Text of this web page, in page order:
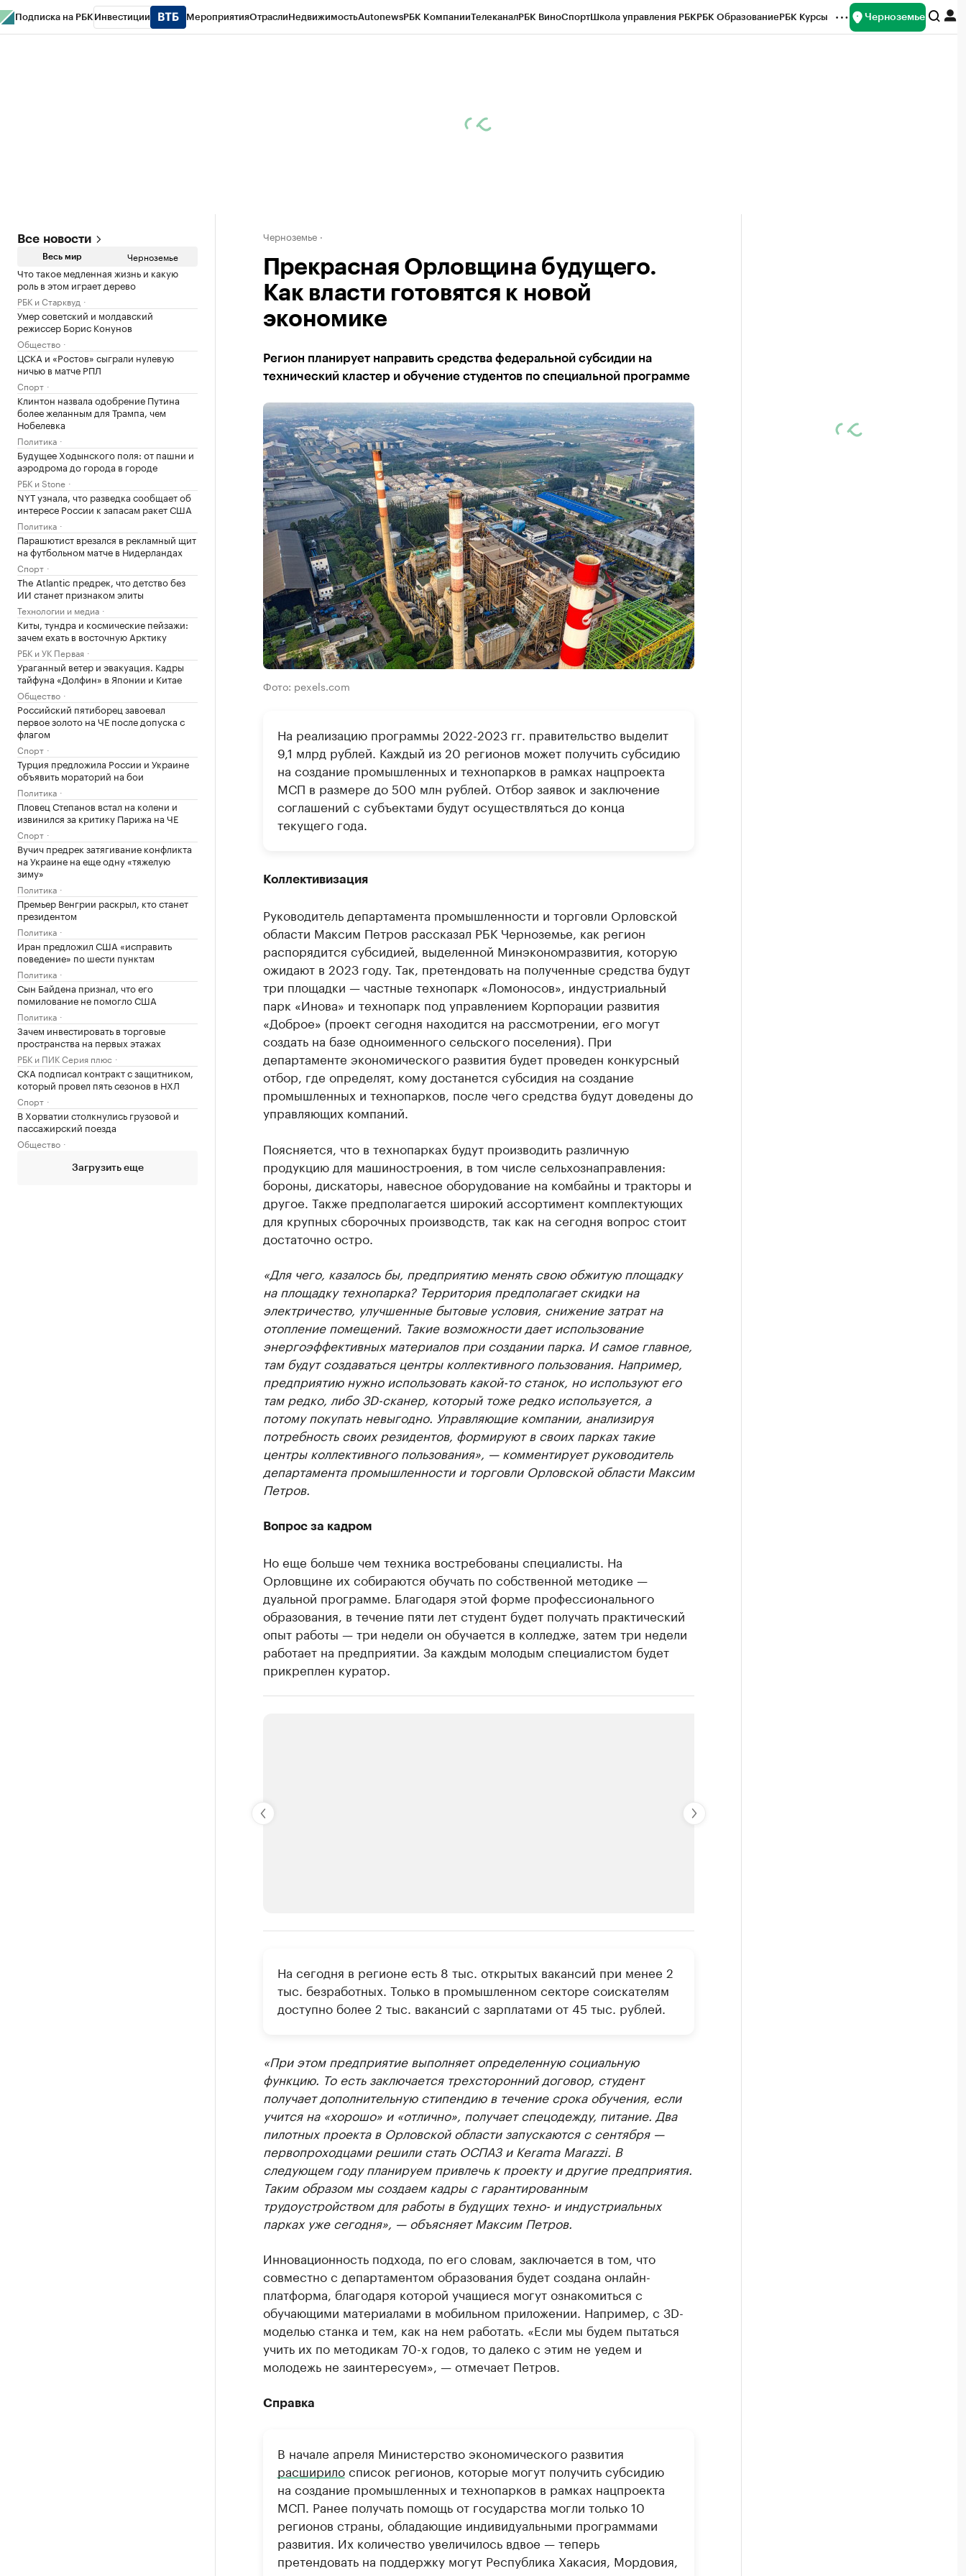
Подписка на РБК Инвестиции МероприятияОтраслиНедвижимостьAutonewsРБК КомпанииТелеканалРБК ВиноСпортШкола управления РБКРБК ОбразованиеРБК Курсы Черноземье
Все новости
Весь мир Черноземье
Что такое медленная жизнь и какую
роль в этом играет дерево
РБК и Старквуд
Умер советский и молдавский
режиссер Борис Конунов
Общество
ЦСКА и «Ростов» сыграли нулевую
ничью в матче РПЛ
Спорт
Клинтон назвала одобрение Путина
более желанным для Трампа, чем
Нобелевка
Политика
Будущее Ходынского поля: от пашни и
аэродрома до города в городе
РБК и Stone
NYT узнала, что разведка сообщает об
интересе России к запасам ракет США
Политика
Парашютист врезался в рекламный щит
на футбольном матче в Нидерландах
Спорт
The Atlantic предрек, что детство без
ИИ станет признаком элиты
Технологии и медиа
Киты, тундра и космические пейзажи:
зачем ехать в восточную Арктику
РБК и УК Первая
Ураганный ветер и эвакуация. Кадры
тайфуна «Долфин» в Японии и Китае
Общество
Российский пятиборец завоевал
первое золото на ЧЕ после допуска с
флагом
Спорт
Турция предложила России и Украине
объявить мораторий на бои
Политика
Пловец Степанов встал на колени и
извинился за критику Парижа на ЧЕ
Спорт
Вучич предрек затягивание конфликта
на Украине на еще одну «тяжелую
зиму»
Политика
Премьер Венгрии раскрыл, кто станет
президентом
Политика
Иран предложил США «исправить
поведение» по шести пунктам
Политика
Сын Байдена признал, что его
помилование не помогло США
Политика
Зачем инвестировать в торговые
пространства на первых этажах
РБК и ПИК Серия плюс
СКА подписал контракт с защитником,
который провел пять сезонов в НХЛ
Спорт
В Хорватии столкнулись грузовой и
пассажирский поезда
Общество
Загрузить еще
Черноземье
Прекрасная Орловщина будущего.
Как власти готовятся к новой
экономике
Регион планирует направить средства федеральной субсидии на
технический кластер и обучение студентов по специальной программе
Фото: pexels.com
На реализацию программы 2022-2023 гг. правительство выделит
9,1 млрд рублей. Каждый из 20 регионов может получить субсидию
на создание промышленных и технопарков в рамках нацпроекта
МСП в размере до 500 млн рублей. Отбор заявок и заключение
соглашений с субъектами будут осуществляться до конца
текущего года.
Коллективизация
Руководитель департамента промышленности и торговли Орловской
области Максим Петров рассказал РБК Черноземье, как регион
распорядится субсидией, выделенной Минэкономразвития, которую
ожидают в 2023 году. Так, претендовать на полученные средства будут
три площадки — частные технопарк «Ломоносов», индустриальный
парк «Инова» и технопарк под управлением Корпорации развития
«Доброе» (проект сегодня находится на рассмотрении, его могут
создать на базе одноименного сельского поселения). При
департаменте экономического развития будет проведен конкурсный
отбор, где определят, кому достанется субсидия на создание
промышленных и технопарков, после чего средства будут доведены до
управляющих компаний.
Поясняется, что в технопарках будут производить различную
продукцию для машиностроения, в том числе сельхознаправления:
бороны, дискаторы, навесное оборудование на комбайны и тракторы и
другое. Также предполагается широкий ассортимент комплектующих
для крупных сборочных производств, так как на сегодня вопрос стоит
достаточно остро.
«Для чего, казалось бы, предприятию менять свою обжитую площадку
на площадку технопарка? Территория предполагает скидки на
электричество, улучшенные бытовые условия, снижение затрат на
отопление помещений. Такие возможности дает использование
энергоэффективных материалов при создании парка. И самое главное,
там будут создаваться центры коллективного пользования. Например,
предприятию нужно использовать какой-то станок, но используют его
там редко, либо 3D-сканер, который тоже редко используется, а
потому покупать невыгодно. Управляющие компании, анализируя
потребность своих резидентов, формируют в своих парках такие
центры коллективного пользования», — комментирует руководитель
департамента промышленности и торговли Орловской области Максим
Петров.
Вопрос за кадром
Но еще больше чем техника востребованы специалисты. На
Орловщине их собираются обучать по собственной методике —
дуальной программе. Благодаря этой форме профессионального
образования, в течение пяти лет студент будет получать практический
опыт работы — три недели он обучается в колледже, затем три недели
работает на предприятии. За каждым молодым специалистом будет
прикреплен куратор.
Делитесь новостями бизнеса на РБК
Управляйте страницей компании и развивайте личные бренды спикеров бизнеса
На сегодня в регионе есть 8 тыс. открытых вакансий при менее 2
тыс. безработных. Только в промышленном секторе соискателям
доступно более 2 тыс. вакансий с зарплатами от 45 тыс. рублей.
«При этом предприятие выполняет определенную социальную
функцию. То есть заключается трехсторонний договор, студент
получает дополнительную стипендию в течение срока обучения, если
учится на «хорошо» и «отлично», получает спецодежду, питание. Два
пилотных проекта в Орловской области запускаются с сентября —
первопроходцами решили стать ОСПАЗ и Kerama Marazzi. В
следующем году планируем привлечь к проекту и другие предприятия.
Таким образом мы создаем кадры с гарантированным
трудоустройством для работы в будущих техно- и индустриальных
парках уже сегодня», — объясняет Максим Петров.
Инновационность подхода, по его словам, заключается в том, что
совместно с департаментом образования будет создана онлайн-
платформа, благодаря которой учащиеся могут ознакомиться с
обучающими материалами в мобильном приложении. Например, с 3D-
моделью станка и тем, как на нем работать. «Если мы будем пытаться
учить их по методикам 70-х годов, то далеко с этим не уедем и
молодежь не заинтересуем», — отмечает Петров.
Справка
В начале апреля Министерство экономического развития
расширилосписок регионов, которые могут получить субсидию
на создание промышленных и технопарков в рамках нацпроекта
МСП. Ранее получать помощь от государства могли только 10
регионов страны, обладающие индивидуальными программами
развития. Их количество увеличилось вдвое — теперь
претендовать на поддержку могут Республика Хакасия, Мордовия,